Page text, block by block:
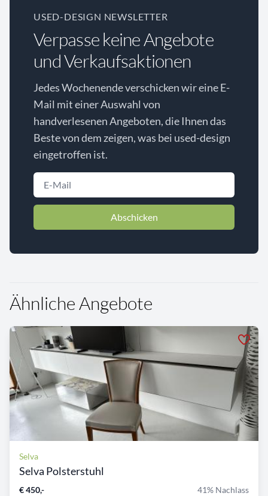
USED-DESIGN NEWSLETTER
Verpasse keine Angebote
und Verkaufsaktionen
Jedes Wochenende verschicken wir eine E-
Mail mit einer Auswahl von
handverlesenen Angeboten, die Ihnen das
Beste von dem zeigen, was bei used-design
eingetroffen ist.
Abschicken
Ähnliche Angebote
Selva
Selva Polsterstuhl
€ 450,- 41% Nachlass